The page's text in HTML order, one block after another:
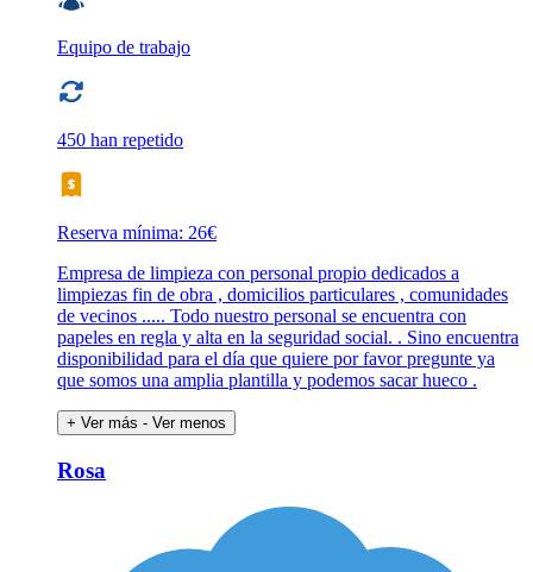
Equipo de trabajo
450 han repetido
Reserva mínima: 26€
Empresa de limpieza con personal propio dedicados a
limpiezas fin de obra , domicilios particulares , comunidades
de vecinos ..... Todo nuestro personal se encuentra con
papeles en regla y alta en la seguridad social. . Sino encuentra
disponibilidad para el día que quiere por favor pregunte ya
que somos una amplia plantilla y podemos sacar hueco .
+ Ver más - Ver menos
Rosa